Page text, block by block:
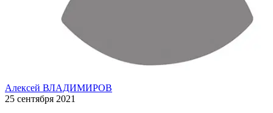
Алексей ВЛАДИМИРОВ
25 сентября 2021